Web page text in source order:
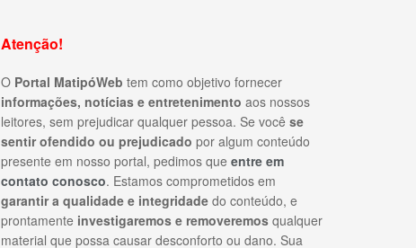
Atenção!
O Portal MatipóWeb tem como objetivo fornecer
informações, notícias e entretenimento aos nossos
leitores, sem prejudicar qualquer pessoa. Se você se
sentir ofendido ou prejudicado por algum conteúdo
presente em nosso portal, pedimos que entre em
contato conosco. Estamos comprometidos em
garantir a qualidade e integridade do conteúdo, e
prontamente investigaremos e removeremos qualquer
material que possa causar desconforto ou dano. Sua